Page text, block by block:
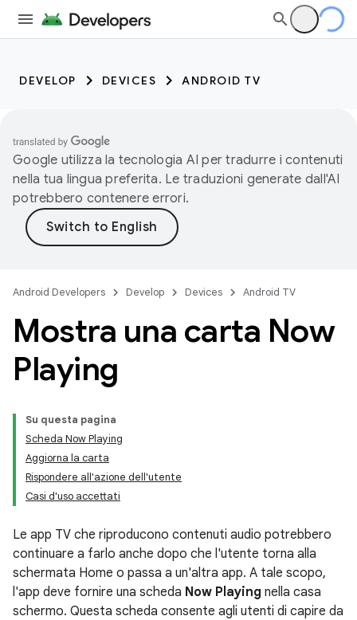
DEVELOP DEVICES ANDROID TV
Google utilizza la tecnologia AI per tradurre i contenuti
nella tua lingua preferita. Le traduzioni generate dall'AI
potrebbero contenere errori.
Android Developers Develop Devices Android TV
Mostra una carta Now
Playing
Su questa pagina
Scheda Now Playing
Aggiorna la carta
Rispondere all'azione dell'utente
Casi d'uso accettati
Le app TV che riproducono contenuti audio potrebbero
continuare a farlo anche dopo che l'utente torna alla
schermata Home o passa a un'altra app. A tale scopo,
l'app deve fornire una scheda Now Playing nella casa
schermo. Questa scheda consente agli utenti di capire da